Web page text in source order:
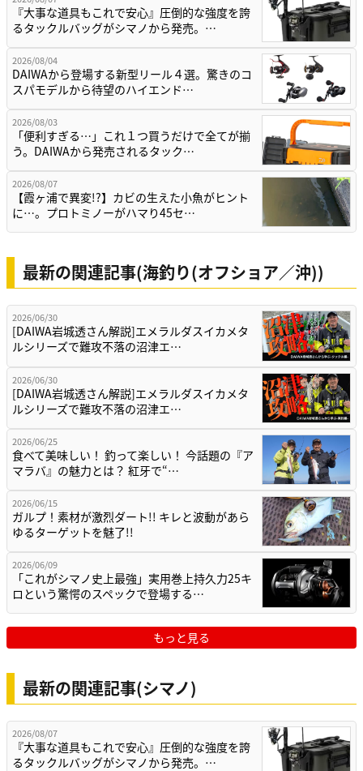
『大事な道具もこれで安心』圧倒的な強度を誇
るタックルバッグがシマノから発売。…
2026/08/04
DAIWAから登場する新型リール４選。驚きのコ
スパモデルから待望のハイエンド…
2026/08/03
「便利すぎる…」これ１つ買うだけで全てが揃
う。DAIWAから発売されるタック…
2026/08/07
【霞ヶ浦で異変!?】カビの生えた小魚がヒント
に…。プロトミノーがハマり45セ…
最新の関連記事(海釣り(オフショア／沖))
2026/06/30
[DAIWA岩城透さん解説]エメラルダスイカメタ
ルシリーズで難攻不落の沼津エ…
2026/06/30
[DAIWA岩城透さん解説]エメラルダスイカメタ
ルシリーズで難攻不落の沼津エ…
2026/06/25
食べて美味しい！ 釣って楽しい！ 今話題の『ア
マラバ』の魅力とは？ 紅牙で“…
2026/06/15
ガルプ！素材が激烈ダート!! キレと波動があら
ゆるターゲットを魅了!!
2026/06/09
「これがシマノ史上最強」実用巻上持久力25キ
ロという驚愕のスペックで登場する…
もっと見る
最新の関連記事(シマノ)
2026/08/07
『大事な道具もこれで安心』圧倒的な強度を誇
るタックルバッグがシマノから発売。…